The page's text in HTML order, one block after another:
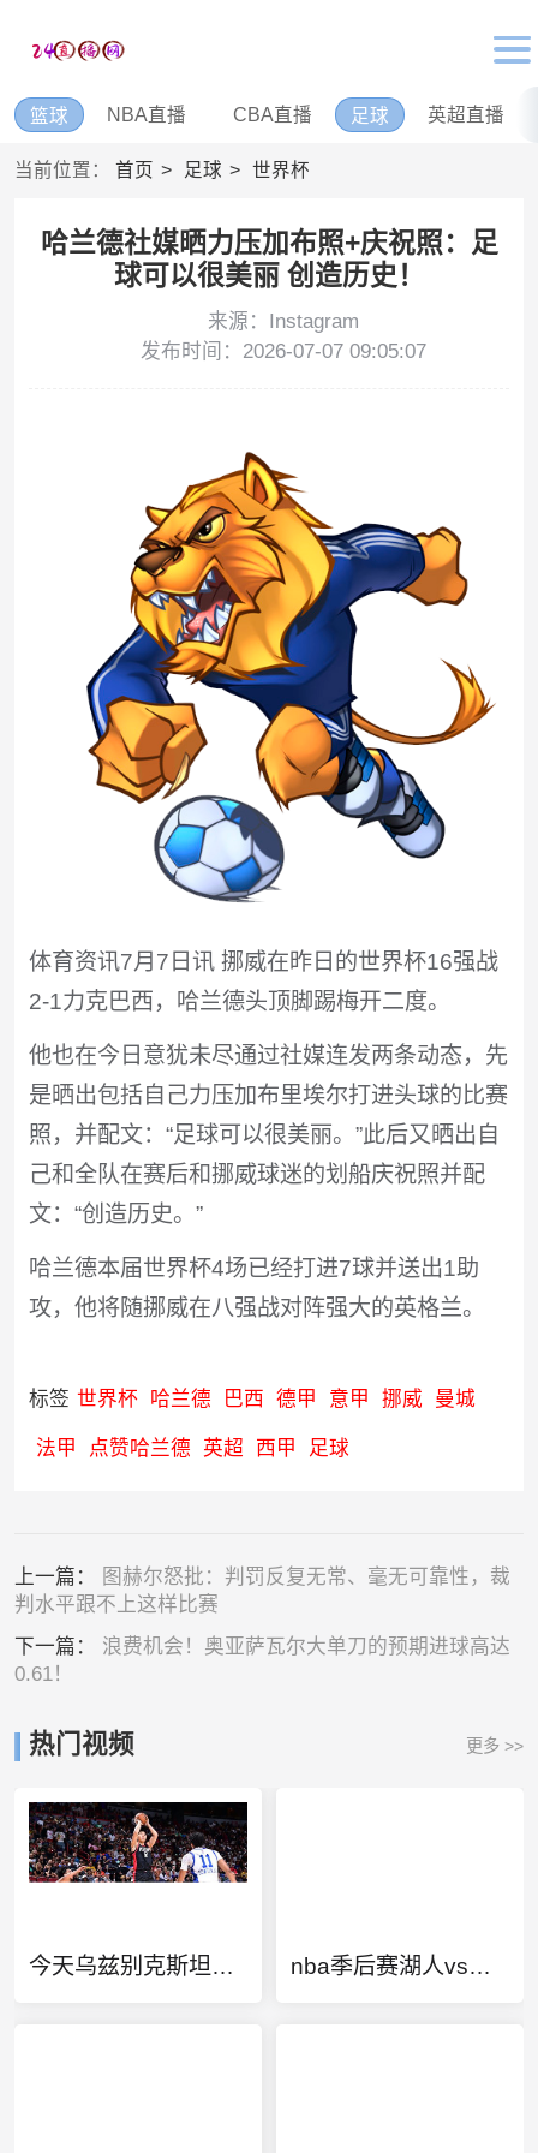
篮球 NBA直播 CBA直播 足球 英超直播
当前位置： 首页 足球 世界杯
哈兰德社媒晒力压加布照+庆祝照：足
球可以很美丽 创造历史！
来源：Instagram
发布时间：2026-07-07 09:05:07
体育资讯7月7日讯 挪威在昨日的世界杯16强战
2-1力克巴西，哈兰德头顶脚踢梅开二度。
他也在今日意犹未尽通过社媒连发两条动态，先
是晒出包括自己力压加布里埃尔打进头球的比赛
照，并配文：“足球可以很美丽。”此后又晒出自
己和全队在赛后和挪威球迷的划船庆祝照并配
文：“创造历史。”
哈兰德本届世界杯4场已经打进7球并送出1助
攻，他将随挪威在八强战对阵强大的英格兰。
标签 世界杯 哈兰德 巴西 德甲 意甲 挪威 曼城
法甲 点赞哈兰德 英超 西甲 足球
上一篇：
图赫尔怒批：判罚反复无常、毫无可靠性，裁
判水平跟不上这样比赛
下一篇： 浪费机会！奥亚萨瓦尔大单刀的预期进球高达
0.61！
热门视频 更多 >>
今天乌兹别克斯坦VS哥伦比亚直播 nba季后赛湖人vs开拓者录像